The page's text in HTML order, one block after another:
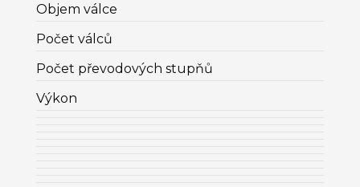
Objem válce
Počet válců
Počet převodových stupňů
Výkon